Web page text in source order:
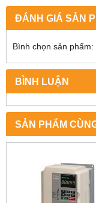
ĐÁNH GIÁ SẢN
Bình chọn sản phẩm:
BÌNH LUẬN
SẢN PHẨM